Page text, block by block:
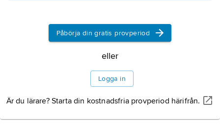
Påbörja din gratis provperiod
eller
Logga in
Är du lärare? Starta din kostnadsfria provperiod härifrån.